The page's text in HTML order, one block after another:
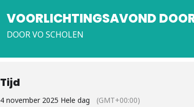
VOORLICHTINGSAVOND
DOOR VO SCHOLEN
Tijd
4 november 2025 Hele dag (GMT+00:00)